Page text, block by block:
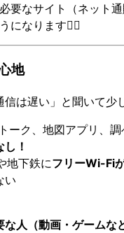
要なサイト（ネット
になります🙆‍♀️
地
信は遅い」と聞いて少
ーク、地図アプリ、
！
地下鉄にフリーWi-Fi
い
な人（動画・ゲームな